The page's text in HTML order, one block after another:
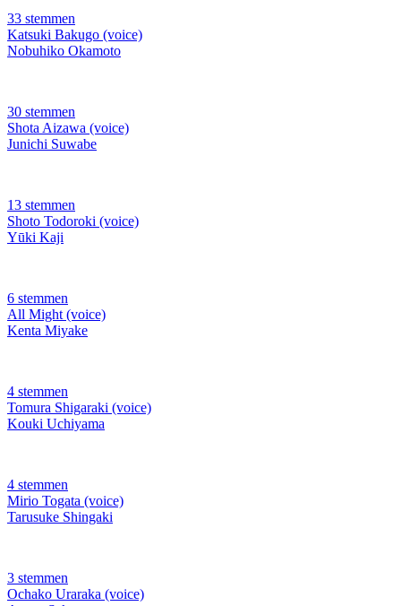
33 stemmen
Katsuki Bakugo (voice)
Nobuhiko Okamoto
30 stemmen
Shota Aizawa (voice)
Junichi Suwabe
13 stemmen
Shoto Todoroki (voice)
Yūki Kaji
6 stemmen
All Might (voice)
Kenta Miyake
4 stemmen
Tomura Shigaraki (voice)
Kouki Uchiyama
4 stemmen
Mirio Togata (voice)
Tarusuke Shingaki
3 stemmen
Ochako Uraraka (voice)